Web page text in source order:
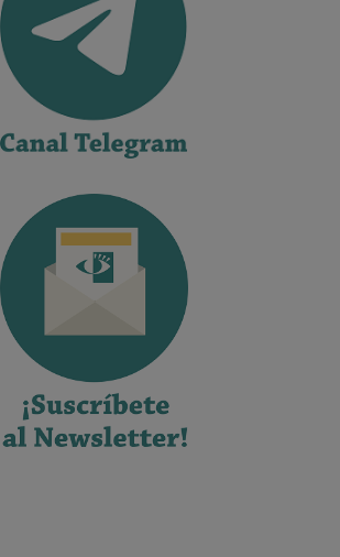
cookies Política de cookies